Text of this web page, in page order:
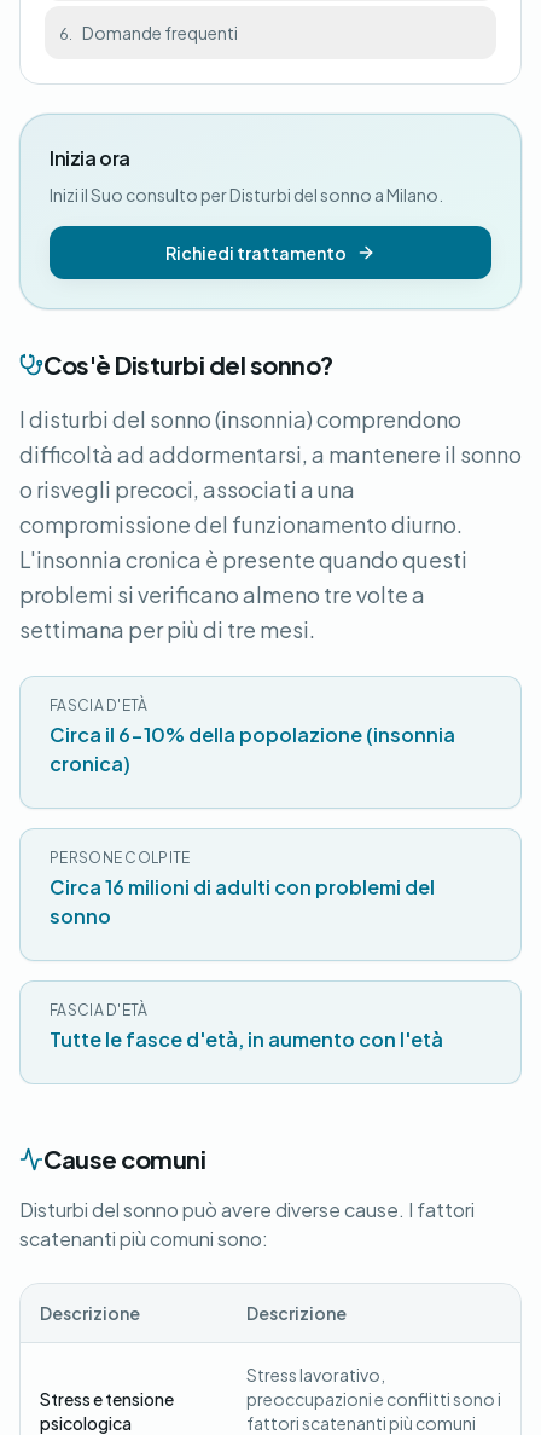
Cos'è Disturbi del sonno?
I disturbi del sonno (insonnia) comprendono
difficoltà ad addormentarsi, a mantenere il sonno
o risvegli precoci, associati a una
compromissione del funzionamento diurno.
L'insonnia cronica è presente quando questi
problemi si verificano almeno tre volte a
settimana per più di tre mesi.
FASCIA D'ETÀ
Circa il 6-10% della popolazione (insonnia
cronica)
PERSONE COLPITE
Circa 16 milioni di adulti con problemi del
sonno
FASCIA D'ETÀ
Tutte le fasce d'età, in aumento con l'età
Cause comuni
Disturbi del sonno può avere diverse cause. I fattori
scatenanti più comuni sono:
Descrizione Descrizione
Stress e tensione
psicologica
Stress lavorativo,
preoccupazioni e conflitti sono i
fattori scatenanti più comuni
6. Domande frequenti
Inizia ora
Inizi il Suo consulto per Disturbi del sonno a Milano.
Richiedi trattamento